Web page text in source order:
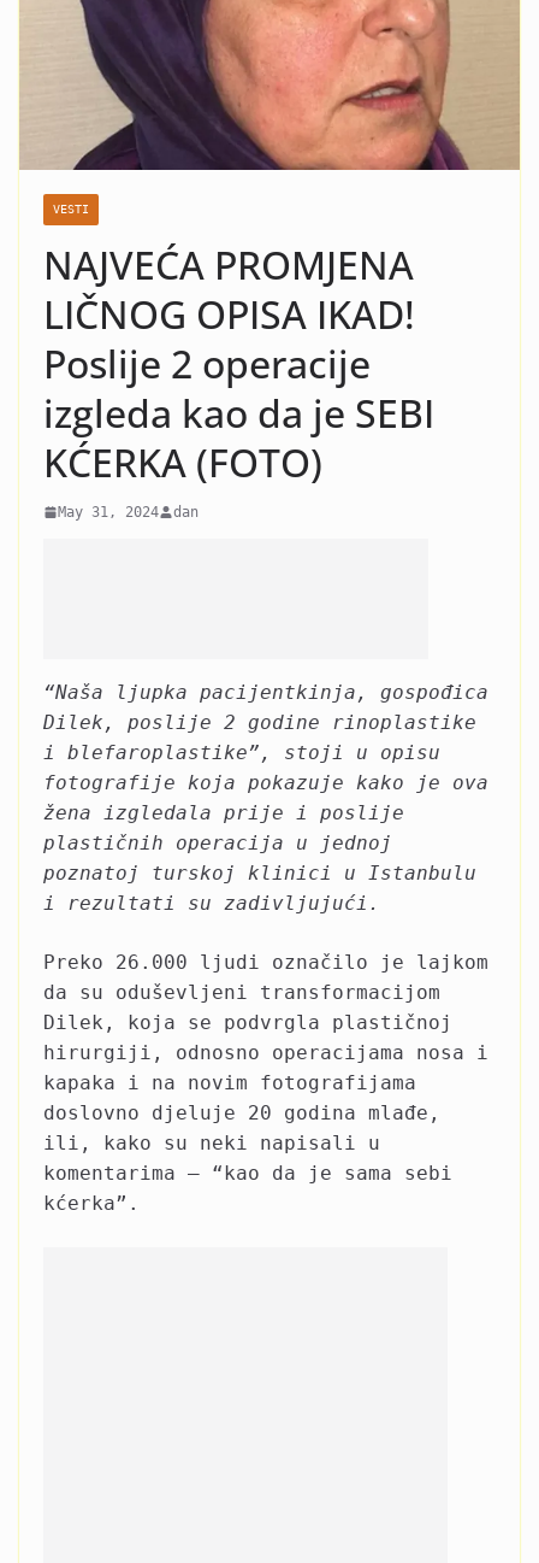
nasilje i krah: Evo koja žena
je razlog kraha braka Čede
Jovanovića! Kad vidite o kome
se radi neće vam bit dobro!
VESTI
NAJVEĆA PROMJENA
LIČNOG OPISA IKAD!
Poslije 2 operacije
izgleda kao da je SEBI
KĆERKA (FOTO)
May 31, 2024 dan
“Naša ljupka pacijentkinja, gospođica
Dilek, poslije 2 godine rinoplastike
i blefaroplastike”, stoji u opisu
fotografije koja pokazuje kako je ova
žena izgledala prije i poslije
plastičnih operacija u jednoj
poznatoj turskoj klinici u Istanbulu
i rezultati su zadivljujući.
Preko 26.000 ljudi označilo je lajkom
da su oduševljeni transformacijom
Dilek, koja se podvrgla plastičnoj
hirurgiji, odnosno operacijama nosa i
kapaka i na novim fotografijama
doslovno djeluje 20 godina mlađe,
ili, kako su neki napisali u
komentarima – “kao da je sama sebi
kćerka”.